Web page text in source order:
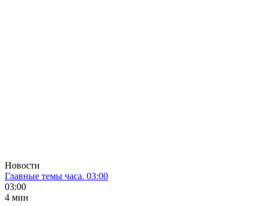
Новости
Главные темы часа. 03:00
03:00
4 мин